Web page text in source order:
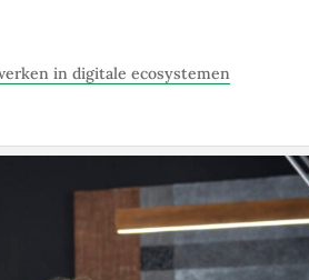
in digitale ecosystemen